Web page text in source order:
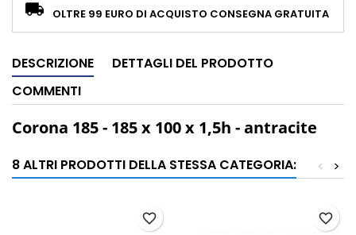
OLTRE 99 EURO DI ACQUISTO CONSEGNA GRATUITA
DESCRIZIONE
DETTAGLI DEL PRODOTTO
COMMENTI
Corona 185 - 185 x 100 x 1,5h - antracite
8 ALTRI PRODOTTI DELLA STESSA CATEGORIA: >
<
favorite_border favorite_border